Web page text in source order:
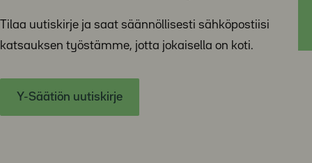
Tilaa uutiskirje ja saat säännöllisesti sähköpostiisi
katsauksen työstämme, jotta jokaisella on koti.
Y-Säätiön uutiskirje